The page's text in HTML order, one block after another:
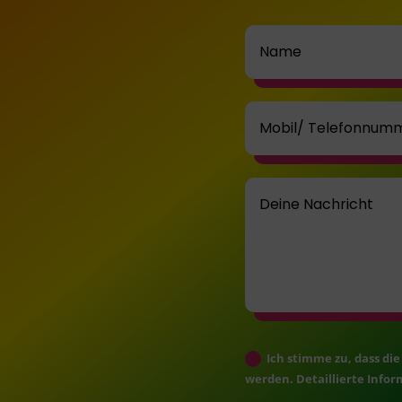
Ich stimme zu, dass
werden. Detaillierte